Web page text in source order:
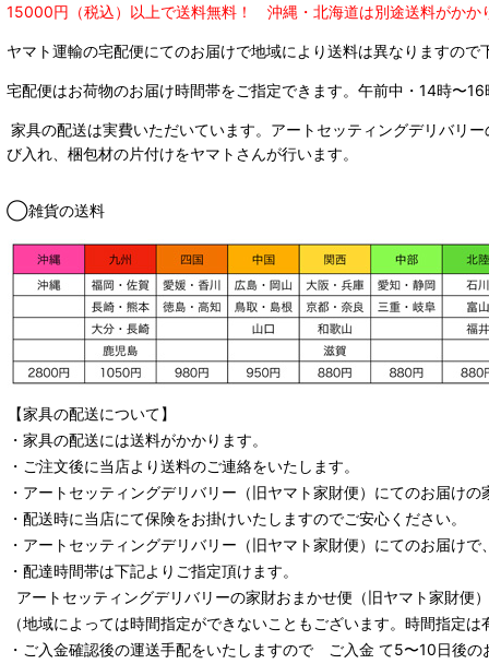
15000円（税込）以上で送料無料！ 沖縄・北海道は別途送料がかか
ヤマト運輸の宅配便にてのお届けで地域により送料は異なりますので
宅配便はお荷物のお届け時間帯をご指定できます。 午前中・14時〜
家具の配送は実費いただいています。アートセッティングデリバリ
び入れ、梱包材の片付けをヤマトさんが行います。
◯雑貨の送料
【家具の配送について】
・家具の配送には送料がかかります。
・ご注文後に当店より送料のご連絡をいたします。
・ アートセッティングデリバリー （旧ヤマト家財便） にてのお届けの
・配送時に当店にて保険をお掛けいたしますのでご安心ください。
・ アートセッティングデリバリー （旧ヤマト家財便） にてのお届けで
・配達時間帯は下記よりご指定頂けます。
アートセッティングデリバリーの家財おまかせ便 （旧ヤマト家財便
（地域によっては時間指定ができないこともございます。時間指定
・ご入金確認後の運送手配をいたしますので ご入金 て5〜10日後の